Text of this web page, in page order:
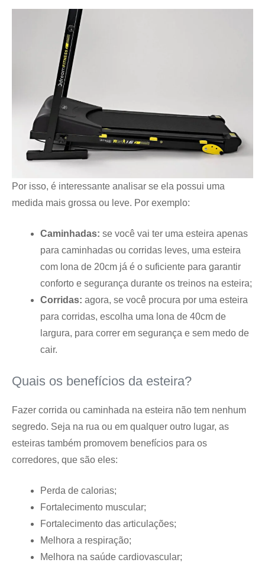
Por isso, é interessante analisar se ela possui uma
medida mais grossa ou leve. Por exemplo:
Caminhadas: se você vai ter uma esteira apenas
para caminhadas ou corridas leves, uma esteira
com lona de 20cm já é o suficiente para garantir
conforto e segurança durante os treinos na esteira;
Corridas: agora, se você procura por uma esteira
para corridas, escolha uma lona de 40cm de
largura, para correr em segurança e sem medo de
cair.
Quais os benefícios da esteira?
Fazer corrida ou caminhada na esteira não tem nenhum
segredo. Seja na rua ou em qualquer outro lugar, as
esteiras também promovem benefícios para os
corredores, que são eles:
Perda de calorias;
Fortalecimento muscular;
Fortalecimento das articulações;
Melhora a respiração;
Melhora na saúde cardiovascular;